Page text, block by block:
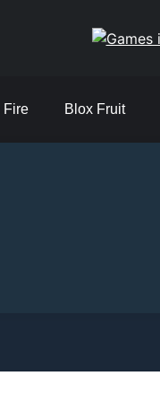
Fire Blox Fruit